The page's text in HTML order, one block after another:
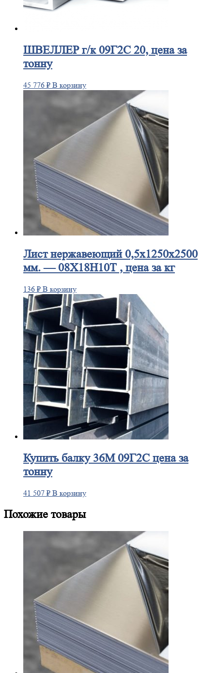
ШВЕЛЛЕРг/к 09Г2С 20, цена за
тонну
45 776 ₽ В корзину
Листнержавеющий 0,5x1250x2500
мм. — 08Х18Н10Т , цена за кг
136 ₽ В корзину
Купитьбалку 36М 09Г2С цена за
тонну
41 507 ₽ В корзину
Похожие товары